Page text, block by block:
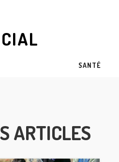
SANTÉ
ARTICLES